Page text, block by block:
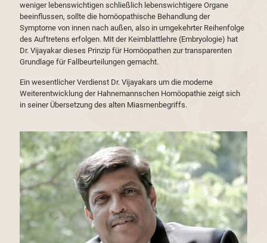
weniger lebenswichtigen schließlich lebenswichtigere Organe
beeinflussen, sollte die homöopathische Behandlung der
Symptome von innen nach außen, also in umgekehrter Reihenfolge
des Auftretens erfolgen. Mit der Keimblattlehre (Embryologie) hat
Dr. Vijayakar dieses Prinzip für Homöopathen zur transparenten
Grundlage für Fallbeurteilungen gemacht.
Ein wesentlicher Verdienst Dr. Vijayakars um die moderne
Weiterentwicklung der Hahnemannschen Homöopathie zeigt sich
in seiner Übersetzung des alten Miasmenbegriffs.